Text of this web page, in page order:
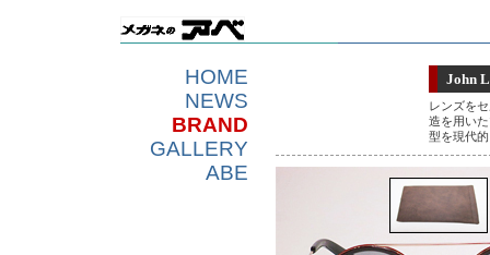
HOME
NEWS
BRAND
GALLERY
ABE
John
レンズを
造を用い
型を現代